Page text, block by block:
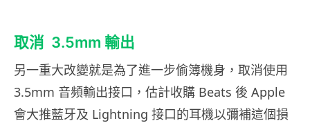
取消 3.5mm 輸出
另一重大改變就是為了進一步偷簿機身，取消使用
3.5mm 音頻輸出接口，估計收購 Beats 後 Apple
會大推藍牙及 Lightning 接口的耳機以彌補這個損